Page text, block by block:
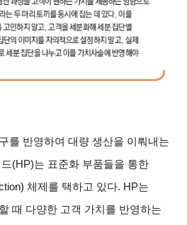
를 반영하여 대량 생산을 이뤄내는
(HP)는 표준화 부품들을 통한
체제를 택하고 있다. HP는
때 다양한 고객 가치를 반영하는